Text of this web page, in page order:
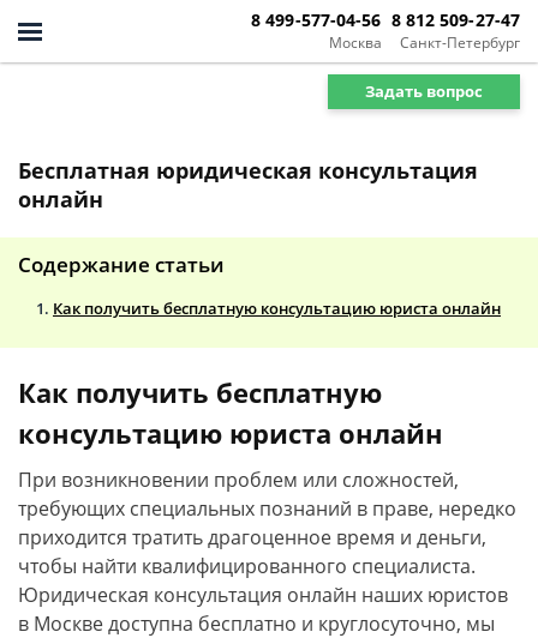
Москва
8 499-577-04-56
Санкт-Петербург
8 812 509-27-47
Задать вопрос
Бесплатная юридическая консультация
онлайн
Содержание статьи
Как получить бесплатную консультацию юриста онлайн
Как получить бесплатную
консультацию юриста онлайн
При возникновении проблем или сложностей,
требующих специальных познаний в праве, нередко
приходится тратить драгоценное время и деньги,
чтобы найти квалифицированного специалиста.
Юридическая консультация онлайн наших юристов
в Москве доступна бесплатно и круглосуточно, мы